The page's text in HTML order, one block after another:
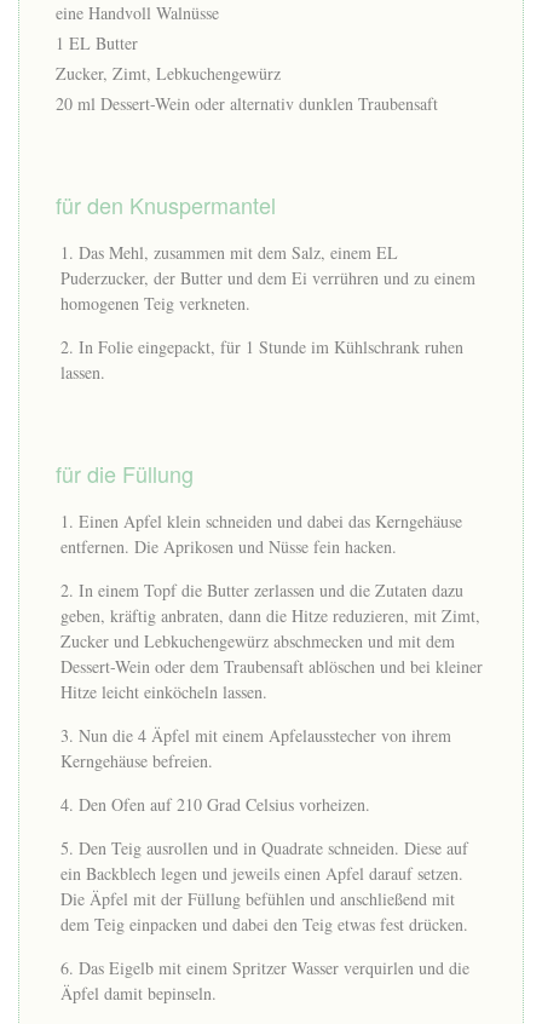
eine Handvoll Walnüsse
1 EL Butter
Zucker, Zimt, Lebkuchengewürz
20 ml Dessert-Wein oder alternativ dunklen Traubensaft
für den Knuspermantel
Das Mehl, zusammen mit dem Salz, einem EL
Puderzucker, der Butter und dem Ei verrühren und zu einem
homogenen Teig verkneten.
In Folie eingepackt, für 1 Stunde im Kühlschrank ruhen
lassen.
für die Füllung
Einen Apfel klein schneiden und dabei das Kerngehäuse
entfernen. Die Aprikosen und Nüsse fein hacken.
In einem Topf die Butter zerlassen und die Zutaten dazu
geben, kräftig anbraten, dann die Hitze reduzieren, mit Zimt,
Zucker und Lebkuchengewürz abschmecken und mit dem
Dessert-Wein oder dem Traubensaft ablöschen und bei kleiner
Hitze leicht einköcheln lassen.
Nun die 4 Äpfel mit einem Apfelausstecher von ihrem
Kerngehäuse befreien.
Den Ofen auf 210 Grad Celsius vorheizen.
Den Teig ausrollen und in Quadrate schneiden. Diese auf
ein Backblech legen und jeweils einen Apfel darauf setzen.
Die Äpfel mit der Füllung befühlen und anschließend mit
dem Teig einpacken und dabei den Teig etwas fest drücken.
Das Eigelb mit einem Spritzer Wasser verquirlen und die
Äpfel damit bepinseln.